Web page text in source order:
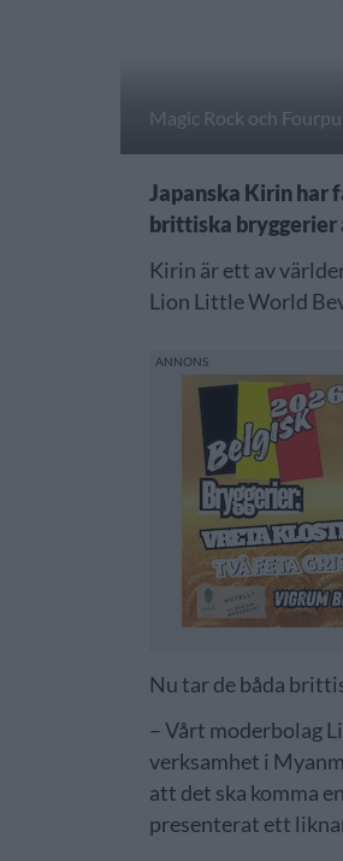
Magic Rock och
Japanska Kirin har
brittiska bryggerier
Kirin är ett av
Lion Little World
Nu tar de båda
– Vårt moderbolag
verksamhet i
att det ska komma
presenterat ett